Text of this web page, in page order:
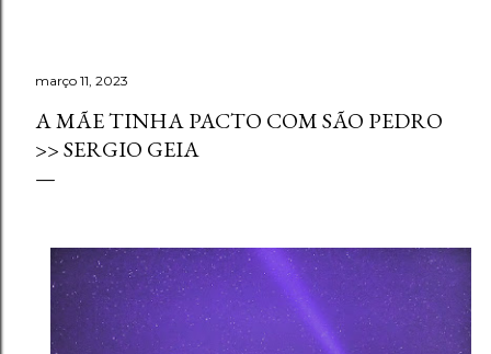
março 11, 2023
A MÃE TINHA PACTO COM SÃO PEDRO
>> SERGIO GEIA